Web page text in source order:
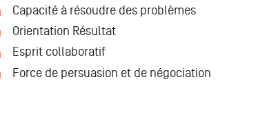
Capacité à résoudre des problèmes
Orientation Résultat
Esprit collaboratif
Force de persuasion et de négociation